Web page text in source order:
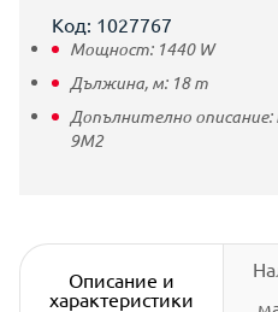
Код: 1027767
Мощност: 1440 W
Дължина, м: 18m
Допълнително описание:
9M2
Описание и
характеристики